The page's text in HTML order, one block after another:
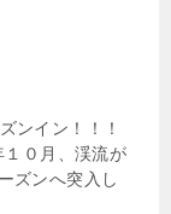
ンイン！！！
０月、渓流が
ズンへ突入し